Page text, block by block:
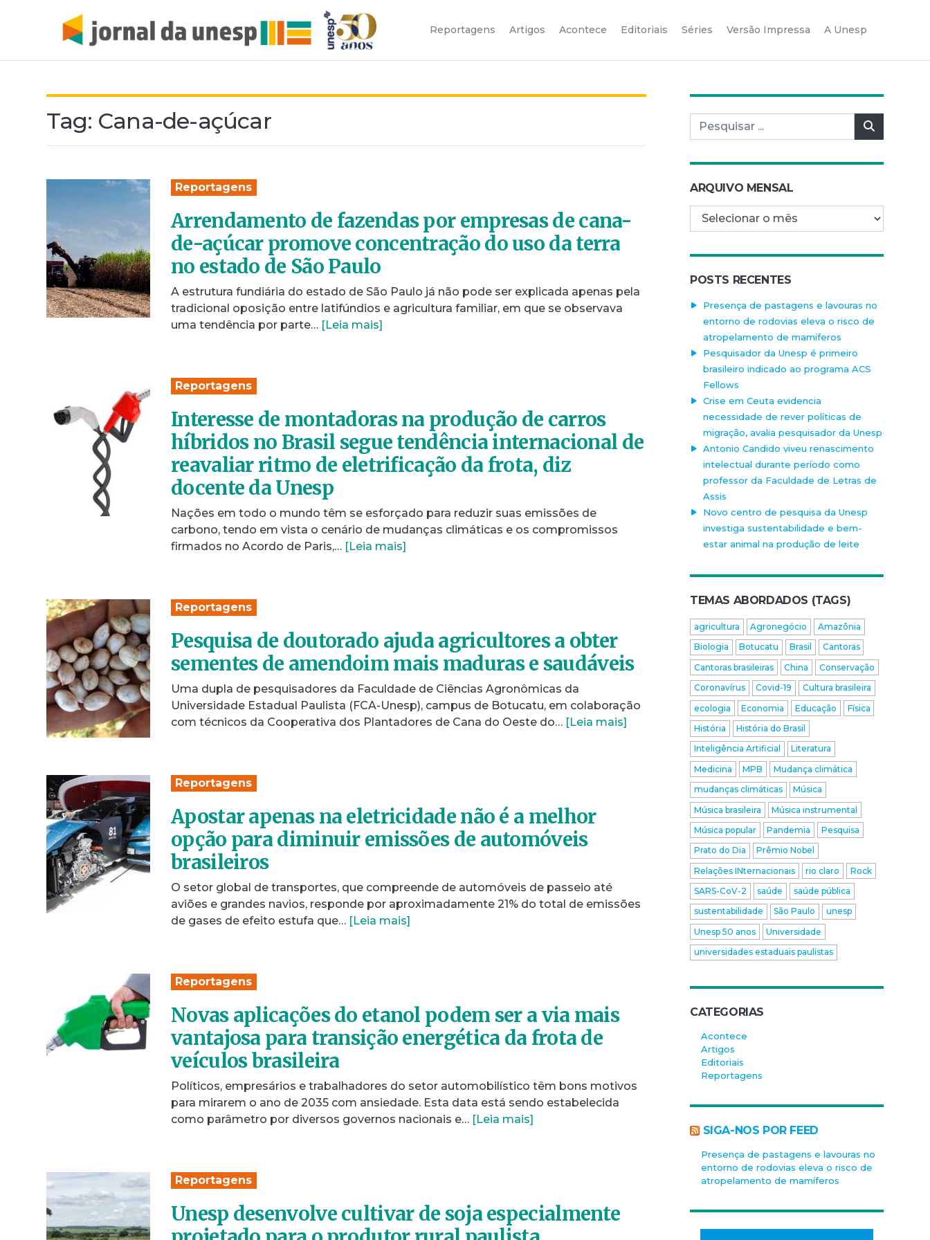
Reportagens Artigos Acontece Editoriais Séries Versão Impressa A Unesp
Tag: Cana-de-açúcar
Reportagens
Arrendamento de fazendas por empresas de cana-
de-açúcar promove concentração do uso da terra
no estado de São Paulo
A estrutura fundiária do estado de São Paulo já não pode ser explicada apenas pela
tradicional oposição entre latifúndios e agricultura familiar, em que se observava
uma tendência por parte… [Leia mais]
Reportagens
Interesse de montadoras na produção de carros
híbridos no Brasil segue tendência internacional de
reavaliar ritmo de eletrificação da frota, diz
docente da Unesp
Nações em todo o mundo têm se esforçado para reduzir suas emissões de
carbono, tendo em vista o cenário de mudanças climáticas e os compromissos
firmados no Acordo de Paris,… [Leia mais]
Reportagens
Pesquisa de doutorado ajuda agricultores a obter
sementes de amendoim mais maduras e saudáveis
Uma dupla de pesquisadores da Faculdade de Ciências Agronômicas da
Universidade Estadual Paulista (FCA-Unesp), campus de Botucatu, em colaboração
com técnicos da Cooperativa dos Plantadores de Cana do Oeste do… [Leia mais]
Reportagens
Apostar apenas na eletricidade não é a melhor
opção para diminuir emissões de automóveis
brasileiros
O setor global de transportes, que compreende de automóveis de passeio até
aviões e grandes navios, responde por aproximadamente 21% do total de emissões
de gases de efeito estufa que… [Leia mais]
Reportagens
Novas aplicações do etanol podem ser a via mais
vantajosa para transição energética da frota de
veículos brasileira
Políticos, empresários e trabalhadores do setor automobilístico têm bons motivos
para mirarem o ano de 2035 com ansiedade. Esta data está sendo estabelecida
como parâmetro por diversos governos nacionais e… [Leia mais]
Reportagens
Unesp desenvolve cultivar de soja especialmente
Pesquisar por:
ARQUIVO MENSAL
Arquivo mensal
POSTS RECENTES
Presença de pastagens e lavouras no
entorno de rodovias eleva o risco de
atropelamento de mamíferos
Pesquisador da Unesp é primeiro
brasileiro indicado ao programa ACS
Fellows
Crise em Ceuta evidencia
necessidade de rever políticas de
migração, avalia pesquisador da Unesp
Antonio Candido viveu renascimento
intelectual durante período como
professor da Faculdade de Letras de
Assis
Novo centro de pesquisa da Unesp
investiga sustentabilidade e bem-
estar animal na produção de leite
TEMAS ABORDADOS (TAGS)
agricultura Agronegócio
Amazônia
Biologia
Botucatu Brasil
Cantoras
Cantoras brasileiras
China
Conservação
Coronavírus
Covid-19
Cultura brasileira
ecologia
Economia Educação
Física
História
História do Brasil
Inteligência Artificial
Literatura
Medicina
MPB
Mudança climática
mudanças climáticas
Música
Música brasileira
Música instrumental
Música popular
Pandemia
Pesquisa
Prato do Dia
Prêmio Nobel
Relações INternacionais
rio claro
Rock
SARS-CoV-2
saúde
saúde pública
sustentabilidade
São Paulo
unesp
Unesp 50 anos
Universidade
universidades estaduais paulistas
CATEGORIAS
Acontece
Artigos
Editoriais
Reportagens
SIGA-NOS POR FEED
Presença de pastagens e lavouras no
entorno de rodovias eleva o risco de
atropelamento de mamíferos